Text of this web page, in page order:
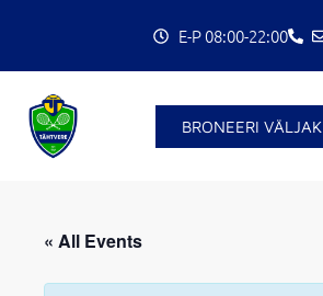
content
E-P 08:00-22:00
BRONEERI VÄLJAK
« All Events